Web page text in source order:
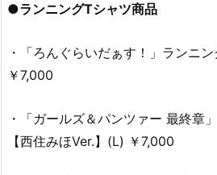
●ランニングTシャツ商品
・「ろんぐらいだぁす！」ランニ
￥7,000
・「ガールズ＆パンツァー 最終章
【西住みほVer.】(L) ￥7,000